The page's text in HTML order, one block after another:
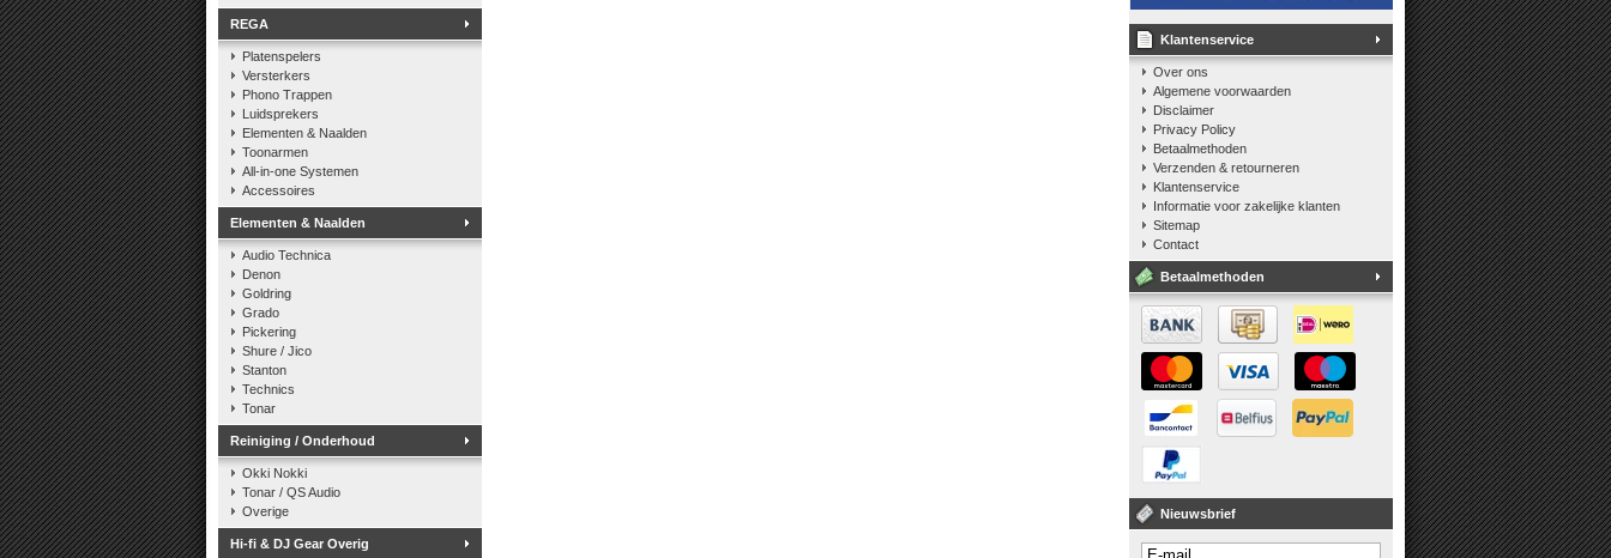
REGA
Platenspelers
Versterkers
Phono Trappen
Luidsprekers
Elementen & Naalden
Toonarmen
All-in-one Systemen
Accessoires
Elementen & Naalden
Audio Technica
Denon
Goldring
Grado
Pickering
Shure / Jico
Stanton
Technics
Tonar
Reiniging / Onderhoud
Okki Nokki
Tonar / QS Audio
Overige
Hi-fi & DJ Gear Overig
Klantenservice
Over ons
Algemene voorwaarden
Disclaimer
Privacy Policy
Betaalmethoden
Verzenden & retourneren
Klantenservice
Informatie voor zakelijke klanten
Sitemap
Contact
Betaalmethoden
Nieuwsbrief